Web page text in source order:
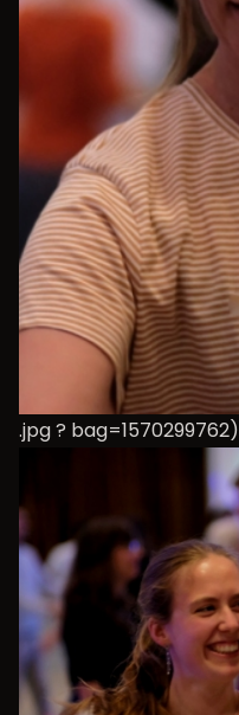
.jpg ? bag=1570299762)